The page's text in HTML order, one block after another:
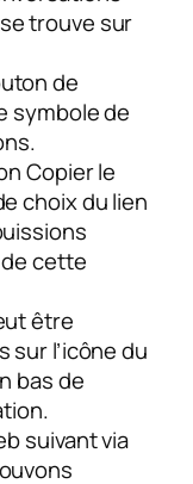
trouve sur
de
symbole de
Copier le
choix du lien
cette
être
l’icône du
bas de
suivant via